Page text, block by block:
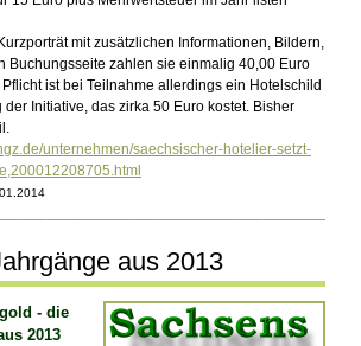
mit zusätzlichen Informationen, Bildern,
Buchungsseite zahlen sie einmalig 40,00 Euro
ist bei Teilnahme allerdings ein Hotelschild
Initiative, das zirka 50 Euro kostet. Bisher
unternehmen/saechsischer-hotelier-setzt-
aus 2013
- die
2013